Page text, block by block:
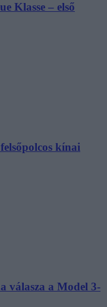
Klasse – első
kínai
válasza a Model 3-